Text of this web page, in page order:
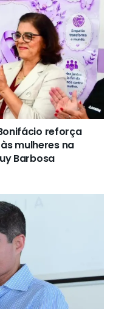
reforça
mulheres na
Barbosa